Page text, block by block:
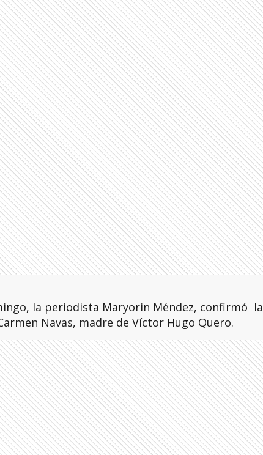
la periodista Maryorin Méndez, confirmó la
Navas, madre de Víctor Hugo Quero.